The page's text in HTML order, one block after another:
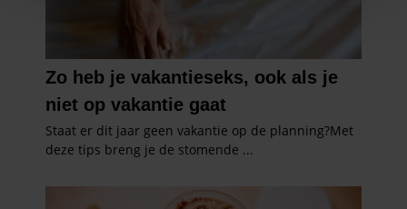
en om ons websiteverkeer te analyseren. Ook delen we
informatie over uw gebruik van onze site met onze
partners voor social media, adverteren en analyse. Deze
partners kunnen deze gegevens combineren met andere
verzameld op basis van uw gebruik van hun services. U
gebruiken.